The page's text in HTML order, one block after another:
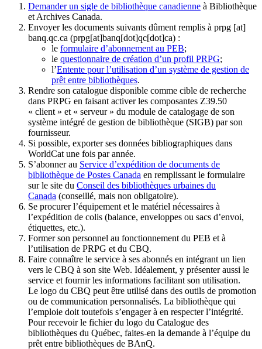
Demander un sigle de bibliothèque canadienne à Bibliothèque
et Archives Canada.
Envoyer les documents suivants dûment remplis à prpg [at]
banq.qc.ca (prpg[at]banq[dot]qc[dot]ca) :
le formulaire d’abonnement au PEB;
le questionnaire de création d’un profil PRPG;
l’Entente pour l’utilisation d’un système de gestion de
prêt entre bibliothèques.
Rendre son catalogue disponible comme cible de recherche
dans PRPG en faisant activer les composantes Z39.50
« client » et « serveur » du module de catalogage de son
système intégré de gestion de bibliothèque (SIGB) par son
fournisseur.
Si possible, exporter ses données bibliographiques dans
WorldCat une fois par année.
S’abonner au Service d’expédition de documents de
bibliothèque de Postes Canada en remplissant le formulaire
sur le site du Conseil des bibliothèques urbaines du
Canada (conseillé, mais non obligatoire).
Se procurer l’équipement et le matériel nécessaires à
l’expédition de colis (balance, enveloppes ou sacs d’envoi,
étiquettes, etc.).
Former son personnel au fonctionnement du PEB et à
l’utilisation de PRPG et du CBQ.
Faire connaître le service à ses abonnés en intégrant un lien
vers le CBQ à son site Web. Idéalement, y présenter aussi le
service et fournir les informations facilitant son utilisation.
Le logo du CBQ peut être utilisé dans des outils de promotion
ou de communication personnalisés. La bibliothèque qui
l’emploie doit toutefois s’engager à en respecter l’intégrité.
Pour recevoir le fichier du logo du Catalogue des
bibliothèques du Québec, faites-en la demande à l’équipe du
prêt entre bibliothèques de BAnQ.